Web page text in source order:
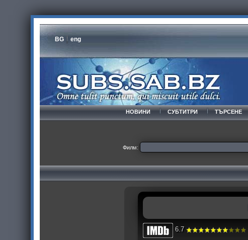
BG eng
НОВИНИ СУБТИТРИ ТЪРСЕНЕ
Филм:
6.7